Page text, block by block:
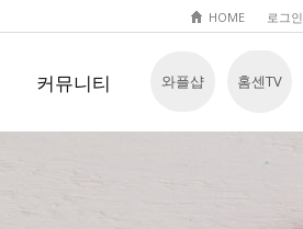
HOME 로그인
와플샵 홈센TV
커뮤니티